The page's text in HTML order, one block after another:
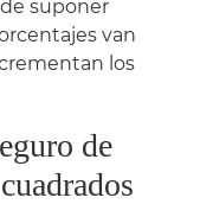
suponer
van
los
de